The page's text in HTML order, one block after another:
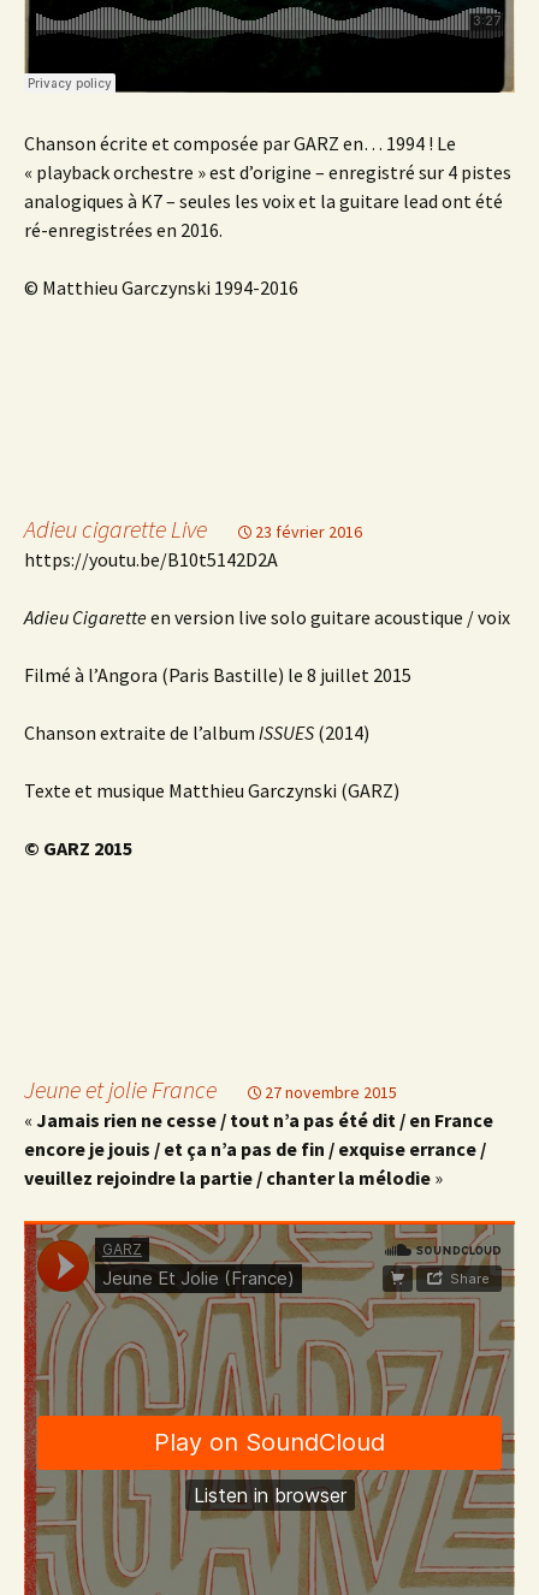
Chanson écrite et composée par GARZ en… 1994 ! Le
« playback orchestre » est d’origine – enregistré sur 4 pistes
analogiques à K7 – seules les voix et la guitare lead ont été
ré-enregistrées en 2016.
© Matthieu Garczynski 1994-2016
Adieu cigarette Live 23 février 2016
https://youtu.be/B10t5142D2A
Adieu Cigaretteen version live solo guitare acoustique / voix
Filmé à l’Angora (Paris Bastille) le 8 juillet 2015
Chanson extraite de l’album ISSUES (2014)
Texte et musique Matthieu Garczynski (GARZ)
© GARZ 2015
Jeune et jolie France 27 novembre 2015
« Jamais rien ne cesse / tout n’a pas été dit / en France
encore je jouis / et ça n’a pas de fin / exquise errance /
veuillez rejoindre la partie / chanter la mélodie »